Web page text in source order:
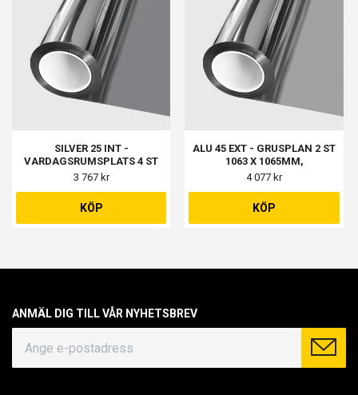
SILVER 25 INT -
VARDAGSRUMSPLATS 4 ST
1077 X 867MM, KONTOR 1 ST
1397 X 1097MM
3 767 kr
KÖP
ALU 45 EXT - GRUSPLAN 2 ST
1063 X 1065MM,
BALKONGDÖRR 1 ST 670 X
ST 352 X 1070MM, KÖK 1 ST
970 X 968MM, VARDAGSRUM 3
ST 476 X 1070MM
4 077 kr
KÖP
ANMÄL DIG TILL VÅR NYHETSBREV